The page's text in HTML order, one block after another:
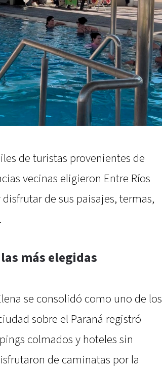
de turistas provenientes de
vecinas eligieron Entre Ríos
de sus paisajes, termas,
más elegidas
se consolidó como uno de los
sobre el Paraná registró
colmados y hoteles sin
de caminatas por la